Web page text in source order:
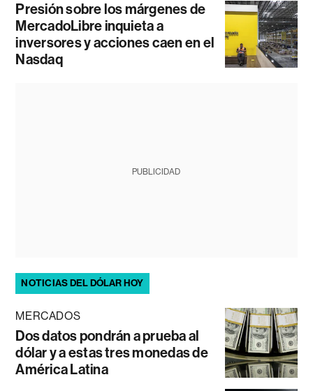
Presión sobre los márgenes de
MercadoLibre inquieta a
inversores y acciones caen en el
Nasdaq
PUBLICIDAD
NOTICIAS DEL DÓLAR HOY
MERCADOS
Dos datos pondrán a prueba al
dólar y a estas tres monedas de
América Latina